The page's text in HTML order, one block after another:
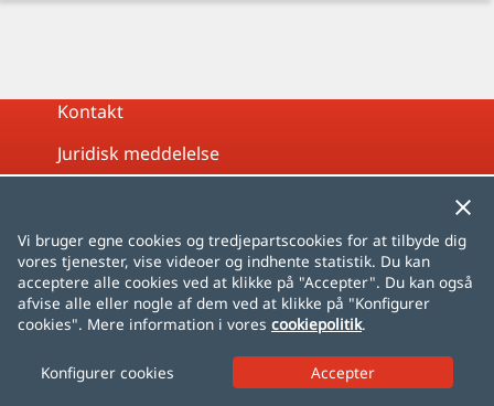
Kontakt
Juridisk meddelelse
Cookiepolitik
Sitemap
ItalianoPortuguêsčeštinadanskNederlands
norskpolskiromână 日本語한국어Türkçe
AlhambraDeGranada.org InSpain.org
Vi bruger egne cookies og tredjepartscookies for at tilbyde dig
vores tjenester, vise videoer og indhente statistik. Du kan
acceptere alle cookies ved at klikke på "Accepter". Du kan også
afvise alle eller nogle af dem ved at klikke på "Konfigurer
cookies". Mere information i vores cookiepolitik.
Konfigurer cookies